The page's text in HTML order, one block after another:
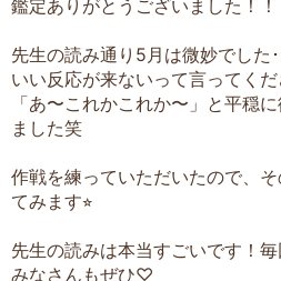
鑑定ありがとうございました！！
先生の読み通り5月は微妙でし
いい反応が来ないって言ってくだ
「あ〜これかこれか〜」と平穏
ました笑
作戦を練っていただいたので、
てみます⭐︎
先生の読みは本当すごいです！毎
みなさんもぜひ♡